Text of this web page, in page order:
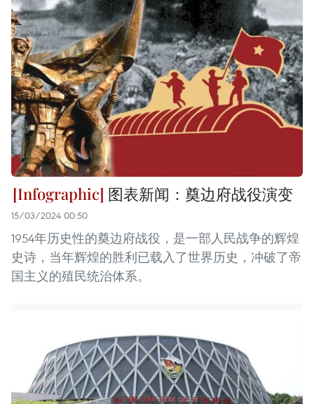
图表新闻：奠边府战役演变
15/03/2024 00:50
1954年历史性的奠边府战役，是一部人民战争的辉煌
史诗，当年辉煌的胜利已载入了世界历史，冲破了帝
国主义的殖民统治体系。